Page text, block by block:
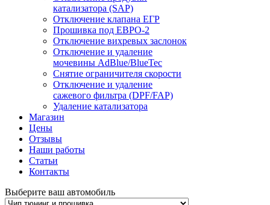
катализатора (SAP)
Отключение клапана ЕГР
Прошивка под ЕВРО-2
Отключение вихревых заслонок
Отключение и удаление
мочевины AdBlue/BlueTec
Снятие ограничителя скорости
Отключение и удаление
сажевого фильтра (DPF/FAP)
Удаление катализатора
Магазин
Цены
Отзывы
Наши работы
Статьи
Контакты
Выберите ваш автомобиль